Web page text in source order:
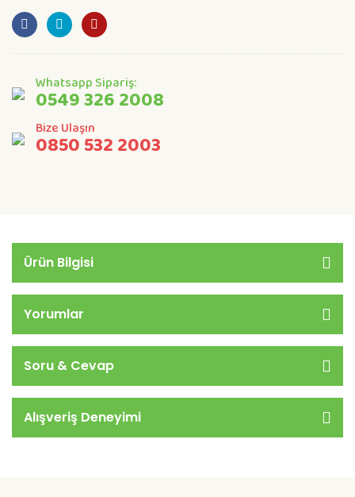
Whatsapp Sipariş:
0549 326 2008
Bize Ulaşın
0850 532 2003
Ürün Bilgisi
Yorumlar
Soru & Cevap
Alışveriş Deneyimi